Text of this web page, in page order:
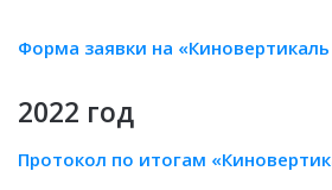
Форма заявки на
2022 год
Протокол по итогам